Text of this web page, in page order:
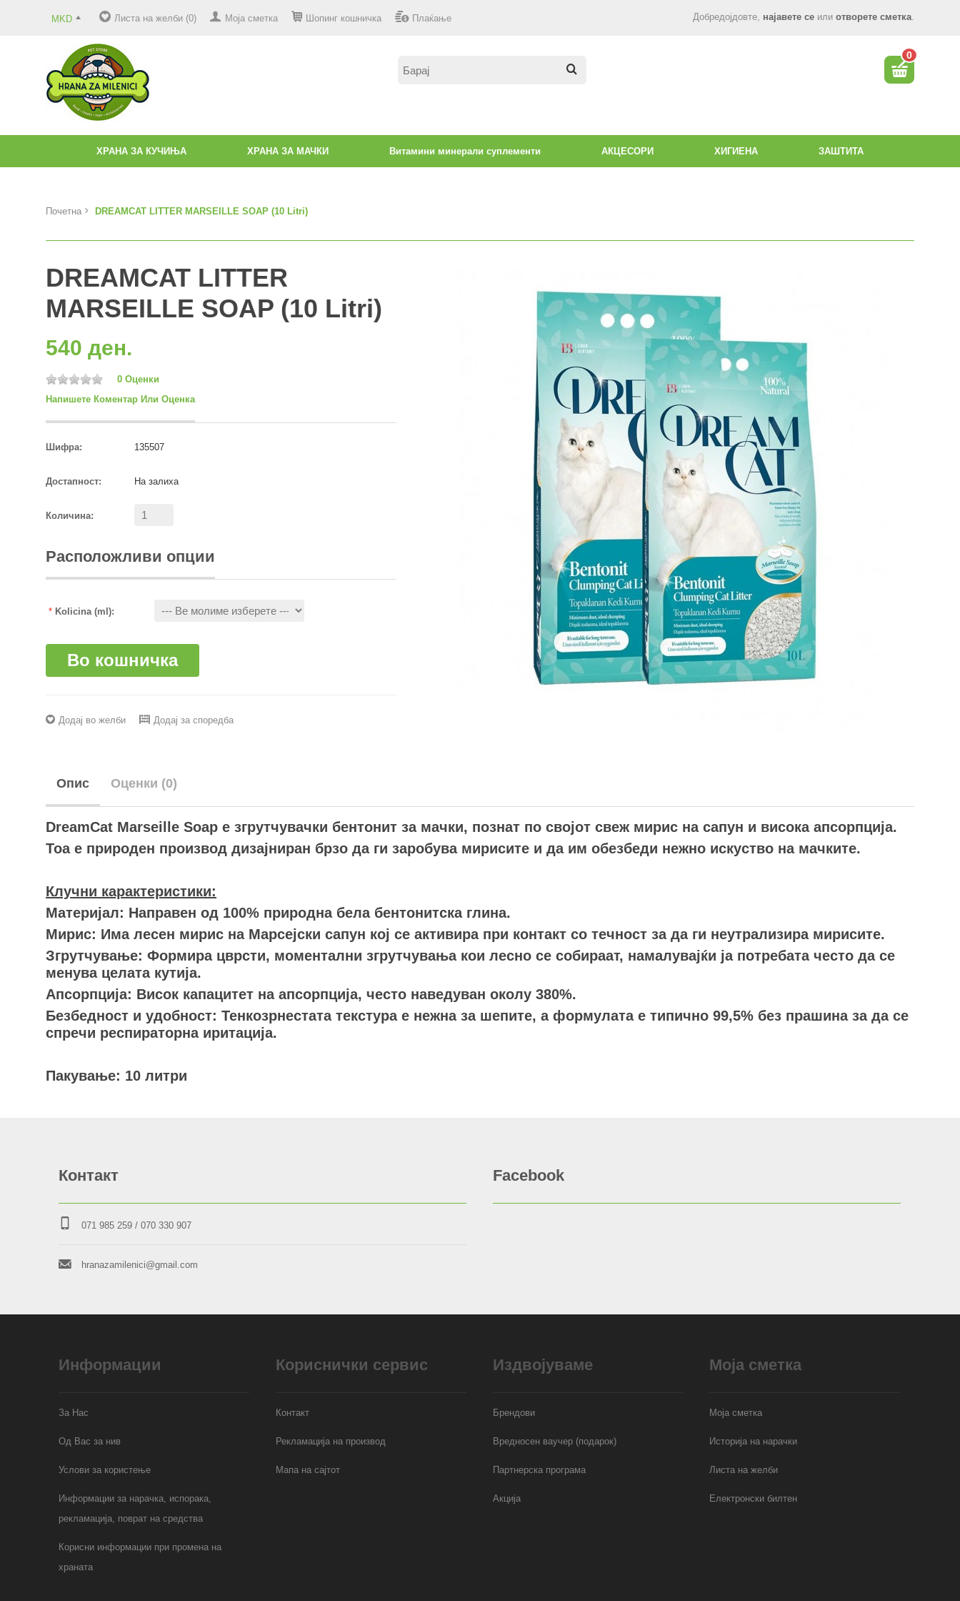
MKD Добредојдовте, најавете се или отворете сметка.
Листа на желби (0) Моја сметка Шопинг кошничка Плаќање
0
ХРАНА ЗА КУЧИЊА ХРАНА ЗА МАЧКИ Витамини минерали суплементи АКЦЕСОРИ ХИГИЕНА ЗАШТИТА
Почетна DREAMCAT LITTER MARSEILLE SOAP (10 Litri)
DREAMCAT LITTER
MARSEILLE SOAP (10 Litri)
540 ден.
0 Оценки
Напишете Коментар Или Оценка
Шифра: 135507
Достапност: На залиха
Количина:
Расположливи опции
* Kolicina (ml):
Во кошничка
Додај во желби Додај за споредба
Опис Оценки (0)
DreamCat Marseille Soap е згрутчувачки бентонит за мачки, познат по својот свеж мирис на сапун и висока апсорпција.
Тоа е природен производ дизајниран брзо да ги заробува мирисите и да им обезбеди нежно искуство на мачките.
Клучни карактеристики:
Материјал: Направен од 100% природна бела бентонитска глина.
Мирис: Има лесен мирис на Марсејски сапун кој се активира при контакт со течност за да ги неутрализира мирисите.
Згрутчување: Формира цврсти, моментални згрутчувања кои лесно се собираат, намалувајќи ја потребата често да се
менува целата кутија.
Апсорпција: Висок капацитет на апсорпција, често наведуван околу 380%.
Безбедност и удобност: Тенкозрнестата текстура е нежна за шепите, а формулата е типично 99,5% без прашина за да се
спречи респираторна иритација.
Пакување: 10 литри
Контакт
071 985 259/ 070 330 907
hranazamilenici@gmail.com
Facebook
Информации
За Нас
Од Вас за нив
Услови за користење
Информации за нарачка, испорака,
рекламација, поврат на средства
Корисни информации при промена на
храната
Кориснички сервис
Контакт
Рекламација на производ
Мапа на сајтот
Издвојуваме
Брендови
Вредносен ваучер (подарок)
Партнерска програма
Акција
Моја сметка
Моја сметка
Историја на нарачки
Листа на желби
Електронски билтен